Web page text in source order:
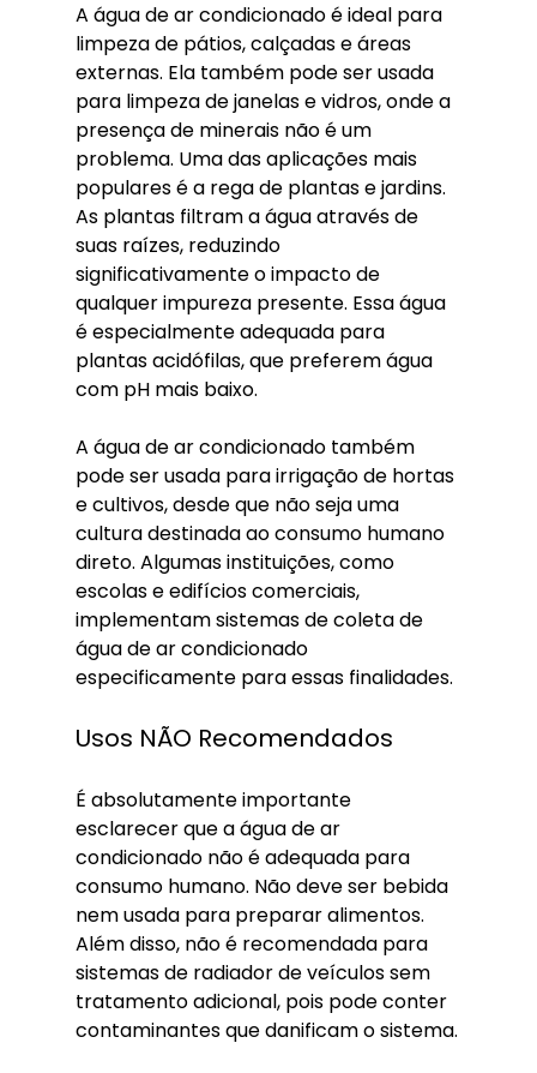
A água de ar condicionado é ideal para
limpeza de pátios, calçadas e áreas
externas. Ela também pode ser usada
para limpeza de janelas e vidros, onde a
presença de minerais não é um
problema. Uma das aplicações mais
populares é a rega de plantas e jardins.
As plantas filtram a água através de
suas raízes, reduzindo
significativamente o impacto de
qualquer impureza presente. Essa água
é especialmente adequada para
plantas acidófilas, que preferem água
com pH mais baixo.
A água de ar condicionado também
pode ser usada para irrigação de hortas
e cultivos, desde que não seja uma
cultura destinada ao consumo humano
direto. Algumas instituições, como
escolas e edifícios comerciais,
implementam sistemas de coleta de
água de ar condicionado
especificamente para essas finalidades.
Usos NÃO Recomendados
É absolutamente importante
esclarecer que a água de ar
condicionado não é adequada para
consumo humano. Não deve ser bebida
nem usada para preparar alimentos.
Além disso, não é recomendada para
sistemas de radiador de veículos sem
tratamento adicional, pois pode conter
contaminantes que danificam o sistema.